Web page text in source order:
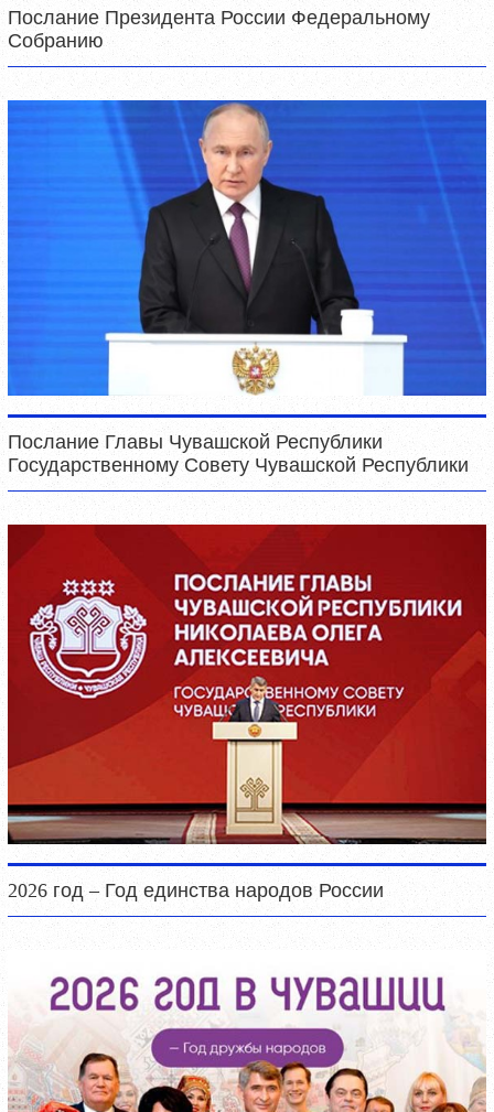
Послание Президента России Федеральному
Собранию
Послание Главы Чувашской Республики
Государственному Совету Чувашской Республики
2026 год – Год единства народов России